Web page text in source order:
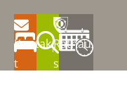
Kontak
t
Rathau
s